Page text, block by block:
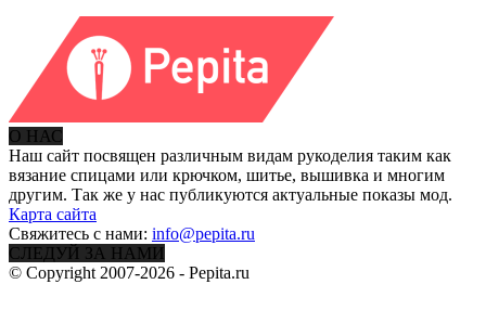
О НАС
Наш сайт посвящен различным видам рукоделия таким как
вязание спицами или крючком, шитье, вышивка и многим
другим. Так же у нас публикуются актуальные показы мод.
Карта сайта
Свяжитесь с нами: info@pepita.ru
СЛЕДУЙ ЗА НАМИ
© Copyright 2007-2026 - Pepita.ru